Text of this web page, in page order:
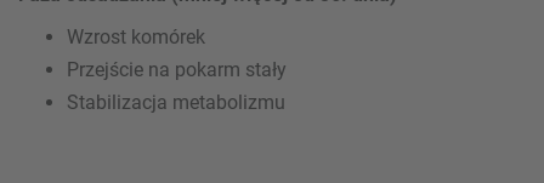
Wzrost komórek
Przejście na pokarm stały
Stabilizacja metabolizmu